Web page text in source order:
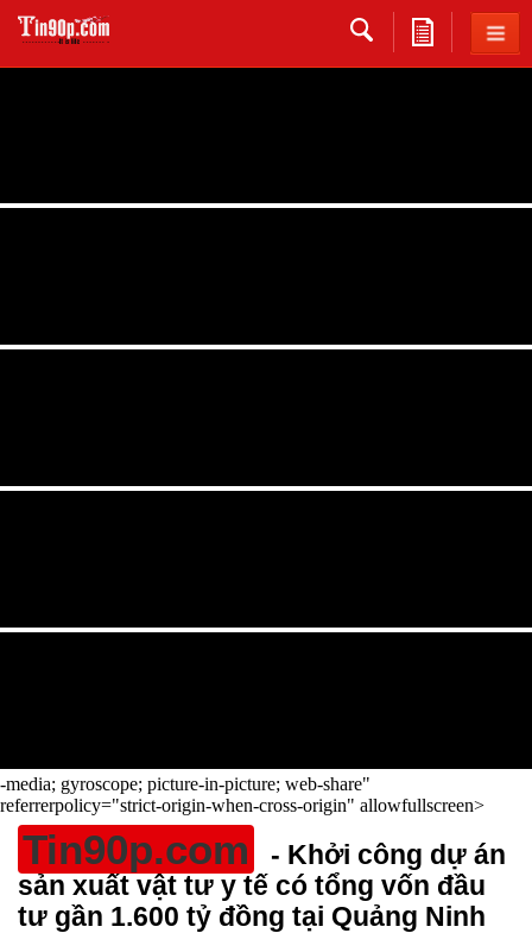
-media; gyroscope; picture-in-picture; web-share"
referrerpolicy="strict-origin-when-cross-origin" allowfullscreen>
Tin90p.com
- Khởi công dự án
sản xuất vật tư y tế có tổng vốn đầu
tư gần 1.600 tỷ đồng tại Quảng Ninh